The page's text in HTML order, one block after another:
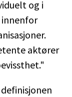
og i
aktører